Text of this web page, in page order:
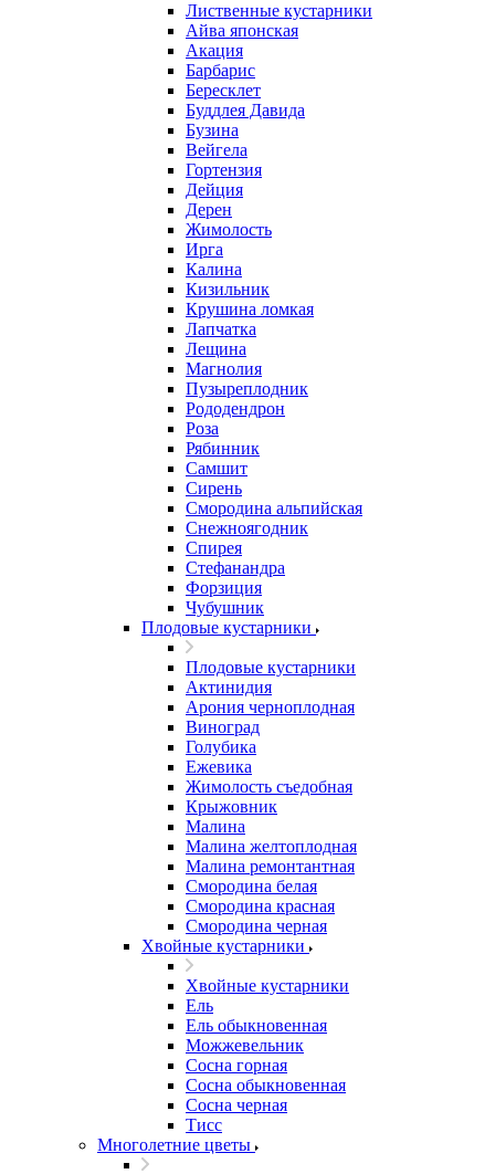
Лиственные кустарники
Айва японская
Акация
Барбарис
Бересклет
Буддлея Давида
Бузина
Вейгела
Гортензия
Дейция
Дерен
Жимолость
Ирга
Калина
Кизильник
Крушина ломкая
Лапчатка
Лещина
Магнолия
Пузыреплодник
Рододендрон
Роза
Рябинник
Самшит
Сирень
Смородина альпийская
Снежноягодник
Спирея
Стефанандра
Форзиция
Чубушник
Плодовые кустарники
Плодовые кустарники
Актинидия
Арония черноплодная
Виноград
Голубика
Ежевика
Жимолость съедобная
Крыжовник
Малина
Малина желтоплодная
Малина ремонтантная
Смородина белая
Смородина красная
Смородина черная
Хвойные кустарники
Хвойные кустарники
Ель
Ель обыкновенная
Можжевельник
Сосна горная
Сосна обыкновенная
Сосна черная
Тисс
Многолетние цветы